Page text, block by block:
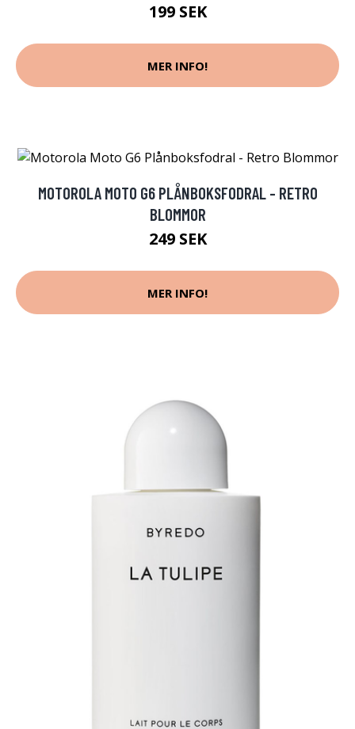
199 SEK
MER INFO!
MOTOROLA MOTO G6 PLÅNBOKSFODRAL - RETRO
BLOMMOR
249 SEK
MER INFO!